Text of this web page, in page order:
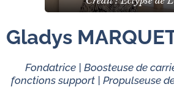
Gladys
Fondatrice | Boosteuse de
fonctions support | Propulseuse